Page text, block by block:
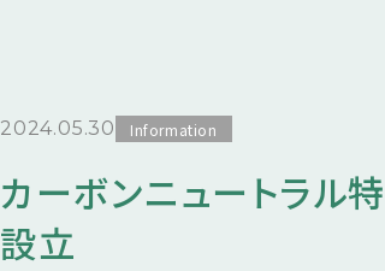
2024.05.30 Information
カーボンニュートラル
設立